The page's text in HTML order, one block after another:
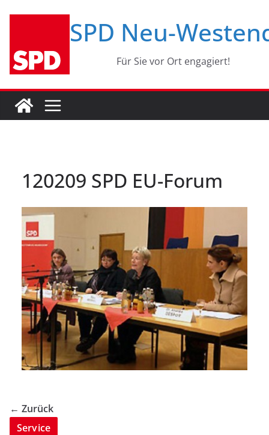
SPD Neu-
Für Sie vor Ort engagiert!
120209 SPD EU-Forum
← Zurück
Service